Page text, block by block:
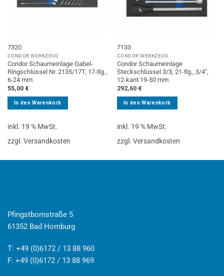
7320
CONDOR WERKZEUG
Condor Schaumeinlage Gabel-
Ringschlüssel Nr. 2135/17T, 17-tlg.,
6-24 mm
55,00 €
In den Warenkorb
inkl. 19 % MwSt.
zzgl. Versandkosten
7133
CONDOR WERKZEUG
Condor Schaumeinlage
Steckschlüssel 3/3, 21-tlg., 3/4″,
12-kant 19-50 mm
292,60 €
In den Warenkorb
inkl. 19 % MwSt.
zzgl. Versandkosten
Pfingstbornstraße 5
61352 Bad Homburg
T: +49 (0)6172 / 13 88 960
F: +49 (0)6172 / 13 88 969